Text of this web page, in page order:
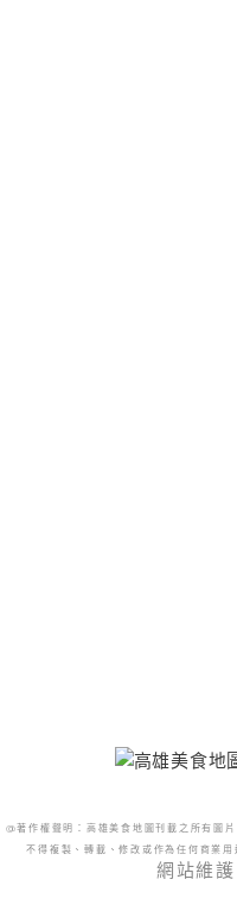
@著作權聲明：高雄美食地圖刊載之所有圖
不得複製、轉載、修改或作為任何商業
網站維護